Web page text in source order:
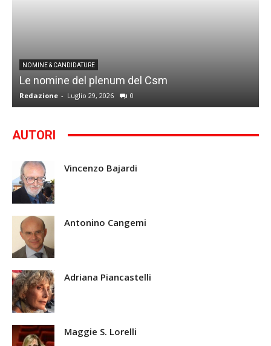
NOMINE & CANDIDATURE
Le nomine del plenum del Csm
Redazione - Luglio 29, 2026 0
AUTORI
Vincenzo Bajardi
Antonino Cangemi
Adriana Piancastelli
Maggie S. Lorelli